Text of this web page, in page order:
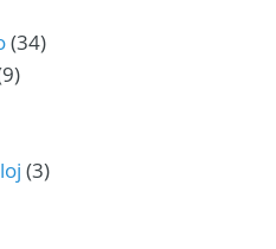
(34)
(3)